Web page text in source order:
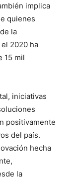
implica
quienes
la
2020 ha
15 mil
iniciativas
positivamente
del país.
hecha
la